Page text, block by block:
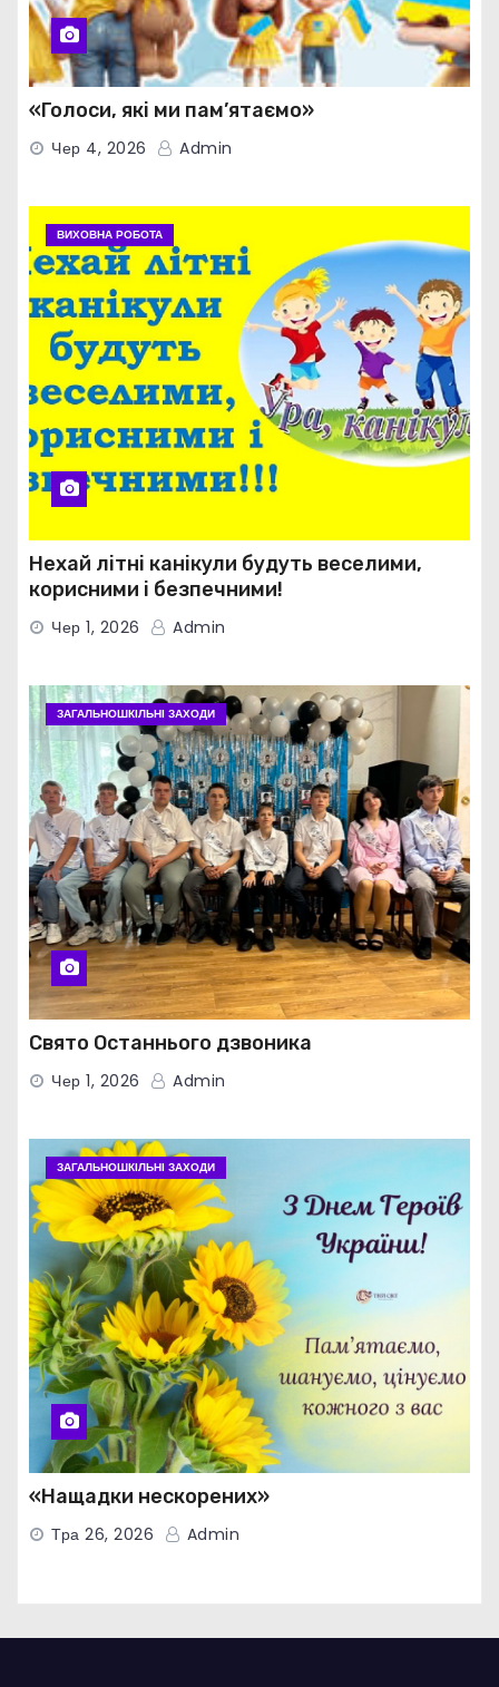
«Голоси, які ми пам’ятаємо»
Чер 4, 2026 Admin
ВИХОВНА РОБОТА
Нехай літні канікули будуть веселими,
корисними і безпечними!
Чер 1, 2026 Admin
ЗАГАЛЬНОШКІЛЬНІ ЗАХОДИ
Свято Останнього дзвоника
Чер 1, 2026 Admin
ЗАГАЛЬНОШКІЛЬНІ ЗАХОДИ
«Нащадки нескорених»
Тра 26, 2026 Admin